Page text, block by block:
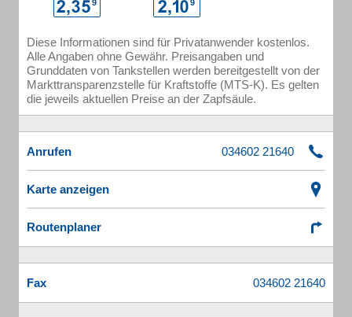
Diese Informationen sind für Privatanwender kostenlos.
Alle Angaben ohne Gewähr. Preisangaben und
Grunddaten von Tankstellen werden bereitgestellt von der
Markttransparenzstelle für Kraftstoffe (MTS-K). Es gelten
die jeweils aktuellen Preise an der Zapfsäule.
Anrufen
Karte anzeigen
Routenplaner
Fax